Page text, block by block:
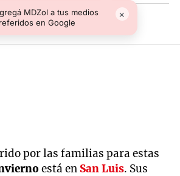
MDZol a tus medios
en Google
×
por las familias para estas
está en San Luis. Sus